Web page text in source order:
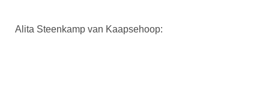
Alita Steenkamp van Kaapsehoop: